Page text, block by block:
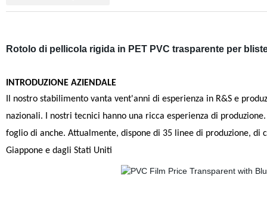
Rotolo di pellicola rigida in PET PVC trasparente per
INTRODUZIONE AZIENDALE
Il nostro stabilimentovanta vent'anni di esperienza in R&S e
nazionali. I nostri tecnici hanno una ricca esperienza di
foglio di anche. Attualmente, dispone di 35 linee di produzione,
Giappone e dagli Stati Uniti